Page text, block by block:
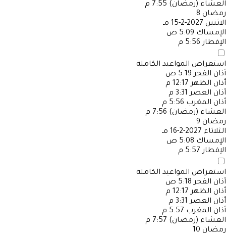
العشاء (رمضان) 7:55 م
رمضان 8
الاثنين 2027-2-15 مـ
الإمساك 5:09 ص
الإفطار 5:56 م
استعراض المواعيد الكاملة
أذان الفجر 5:19 ص
أذان الظهر 12:17 م
أذان العصر 3:31 م
أذان المغرب 5:56 م
العشاء (رمضان) 7:56 م
رمضان 9
الثلاثاء 2027-2-16 مـ
الإمساك 5:08 ص
الإفطار 5:57 م
استعراض المواعيد الكاملة
أذان الفجر 5:18 ص
أذان الظهر 12:17 م
أذان العصر 3:31 م
أذان المغرب 5:57 م
العشاء (رمضان) 7:57 م
رمضان 10